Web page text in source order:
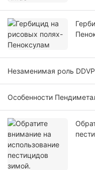
Незаменимая роль DDVP
Особенности